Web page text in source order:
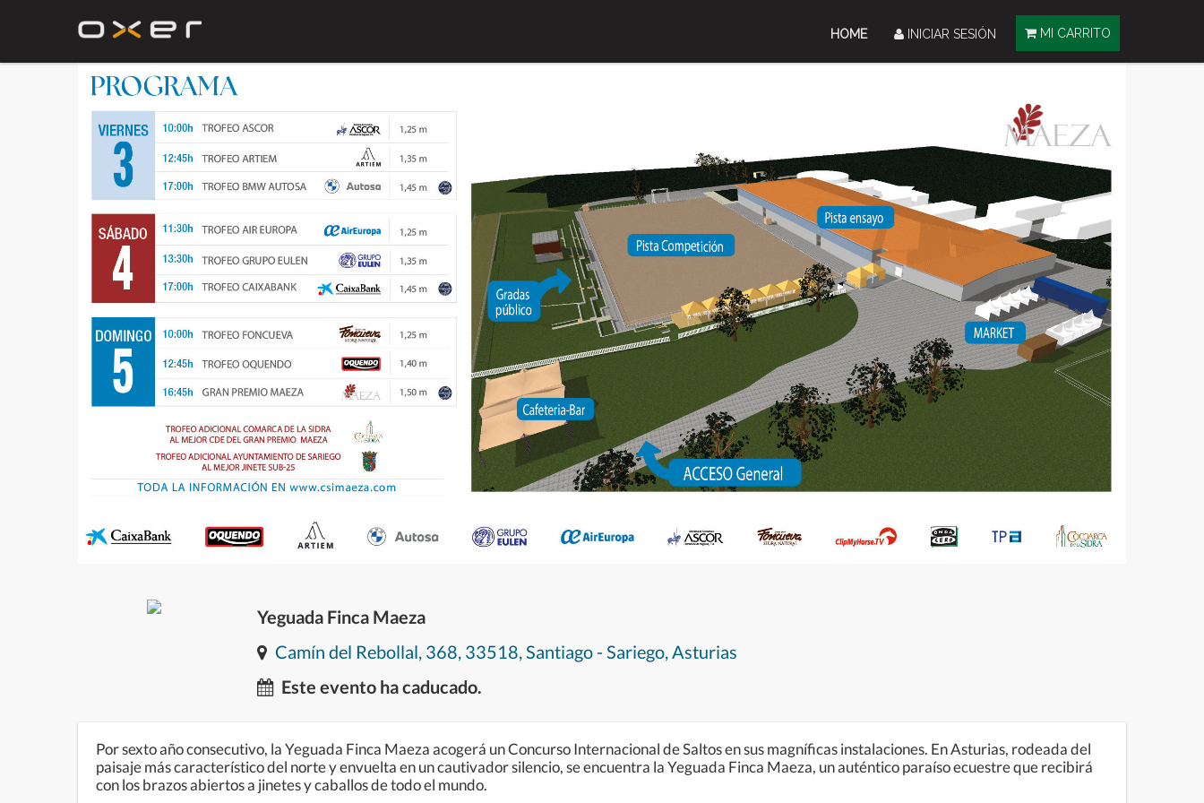
MI CARRITO
HOME INICIAR SESIÓN
Yeguada Finca Maeza
Camín del Rebollal, 368, 33518, Santiago - Sariego, Asturias
Este evento ha caducado.
Por sexto año consecutivo, la Yeguada Finca Maeza acogerá un Concurso Internacional de Saltos en sus magníficas instalaciones. En Asturias, rodeada del
paisaje más característico del norte y envuelta en un cautivador silencio, se encuentra la Yeguada Finca Maeza, un auténtico paraíso ecuestre que recibirá
con los brazos abiertos a jinetes y caballos de todo el mundo.